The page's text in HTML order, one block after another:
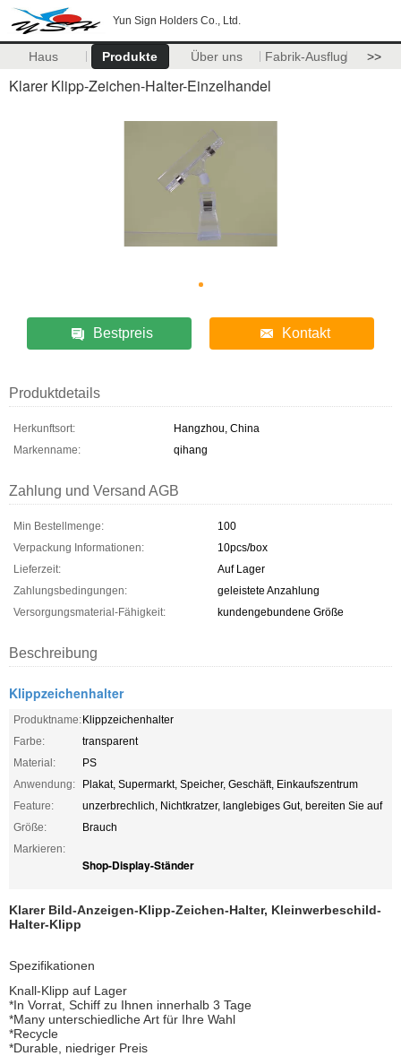
Yun Sign Holders Co., Ltd.
Haus Produkte Über uns Fabrik-Ausflug >>
Klarer Klipp-Zeichen-Halter-Einzelhandel
Bestpreis Kontakt
Produktdetails
Herkunftsort:
Hangzhou, China
Markenname:
qihang
Zahlung und Versand AGB
Min Bestellmenge:
100
Verpackung Informationen:
10pcs/box
Lieferzeit:
Auf Lager
Zahlungsbedingungen:
geleistete Anzahlung
Versorgungsmaterial-Fähigkeit:
kundengebundene Größe
Beschreibung
Klippzeichenhalter
Produktname: Klippzeichenhalter
Farbe:
transparent
Material:
PS
Anwendung:
Plakat, Supermarkt, Speicher, Geschäft, Einkaufszentrum
Feature:
unzerbrechlich, Nichtkratzer, langlebiges Gut, bereiten Sie auf
Größe:
Brauch
Markieren:
Shop-Display-Ständer
Klarer Bild-Anzeigen-Klipp-Zeichen-Halter, Kleinwerbeschild-
Halter-Klipp
Spezifikationen
Knall-Klipp auf Lager
*In Vorrat, Schiff zu Ihnen innerhalb 3 Tage
*Many unterschiedliche Art für Ihre Wahl
*Recycle
*Durable, niedriger Preis